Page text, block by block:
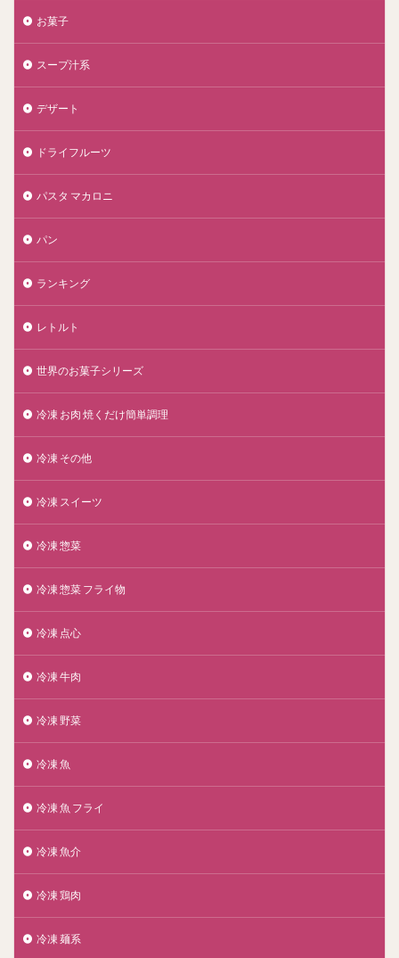
お菓子
スープ汁系
デザート
ドライフルーツ
パスタ マカロニ
パン
ランキング
レトルト
世界のお菓子シリーズ
冷凍 お肉 焼くだけ簡単調理
冷凍 その他
冷凍 スイーツ
冷凍 惣菜
冷凍 惣菜 フライ物
冷凍 点心
冷凍 牛肉
冷凍 野菜
冷凍 魚
冷凍 魚 フライ
冷凍 魚介
冷凍 鶏肉
冷凍 麺系